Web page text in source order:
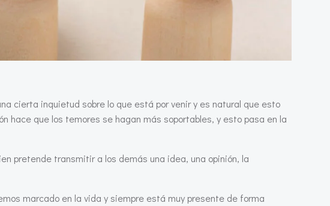
cierta inquietud sobre lo que está por venir y es natural que esto
hace que los temores se hagan más soportables, y esto pasa en la
pretende transmitir a los demás una idea, una opinión, la
marcado en la vida y siempre está muy presente de forma